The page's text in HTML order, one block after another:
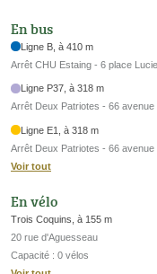
En bus
Ligne B, à 410 m
Arrêt CHU Estaing - 6 place
Ligne P37, à 318 m
Arrêt Deux Patriotes - 66 avenue
Ligne E1, à 318 m
Arrêt Deux Patriotes - 66 avenue
Voir tout
En vélo
Trois Coquins, à 155 m
20 rue d'Aguesseau
Capacité : 0 vélos